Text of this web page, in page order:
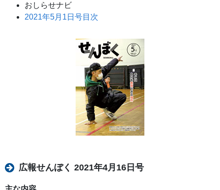
おしらせナビ
2021年5月1日号目次
広報せんぼく 2021年4月16日号